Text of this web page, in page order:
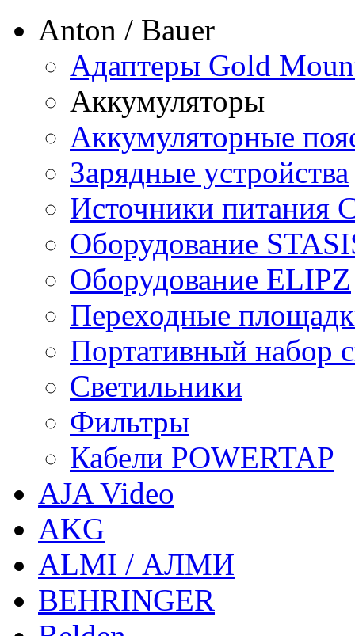
Anton / Bauer
Адаптеры Gold
Аккумуляторы
Аккумуляторные
Зарядные устройства
Источники питания
Оборудование
Оборудование ELIPZ
Переходные
Портативный набор
Светильники
Фильтры
Кабели POWERTAP
AJA Video
AKG
ALMI / АЛМИ
BEHRINGER